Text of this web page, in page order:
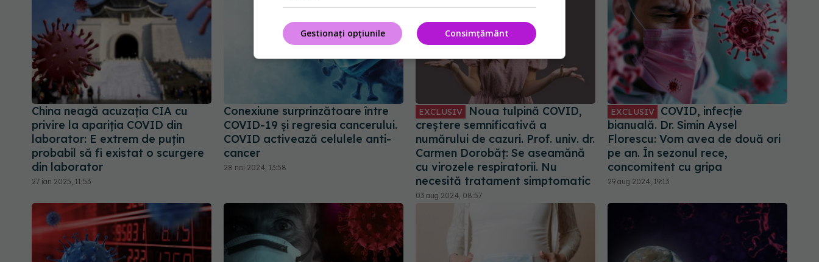
China neagă acuzația CIA cu
privire la apariția COVID din
laborator: E extrem de puţin
probabil să fi existat o scurgere
din laborator
27 ian 2025, 11:53
Conexiune surprinzătoare între
COVID-19 și regresia cancerului.
COVID activează celulele anti-
cancer
28 noi 2024, 13:58
EXCLUSIV
Noua tulpină COVID,
creștere semnificativă a
numărului de cazuri. Prof. univ. dr.
Carmen Dorobăț: Se aseamănă
cu virozele respiratorii. Nu
necesită tratament simptomatic
03 aug 2024, 08:57
EXCLUSIV
COVID, infecție
bianuală. Dr. Simin Aysel
Florescu: Vom avea de două ori
pe an. În sezonul rece,
concomitent cu gripa
29 aug 2024, 19:13
Consimțământ
Gestionați opțiunile